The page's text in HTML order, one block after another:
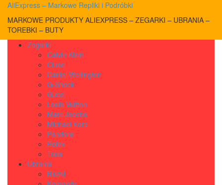
AliExpress – Markowe Repliki i Podróbki
MARKOWE PRODUKTY ALIEXPRESS – ZEGARKI – UBRANIA –
TOREBKI – BUTY
Zegarki
Calvin Klein
Cluse
Daniel Wellington
G-Shock
Gucci
Louis Vuitton
Marc Jacobs
Michael Kors
Pandora
Rolex
Tous
Ubrania
Bluzki